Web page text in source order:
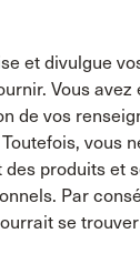
et divulgue
Vous
de vos
produits et
Par
se